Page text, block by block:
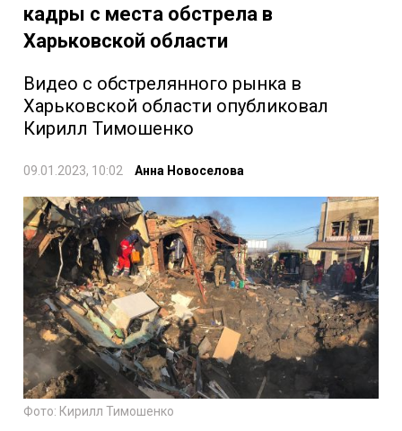
кадры с места обстрела в
Харьковской области
Видео с обстрелянного рынка в
Харьковской области опубликовал
Кирилл Тимошенко
09.01.2023, 10:02 Анна Новоселова
Фото: Кирилл Тимошенко